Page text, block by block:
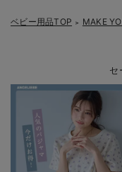
ベビー用品TOP ＞ MAKE
セ